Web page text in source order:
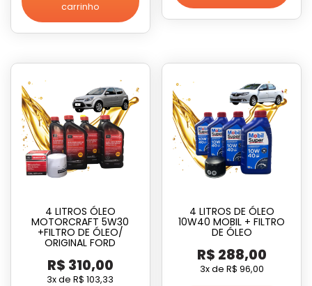
carrinho
4 LITROS ÓLEO
MOTORCRAFT 5W30
+FILTRO DE ÓLEO/
ORIGINAL FORD
R$ 310,00
3x deR$ 103,33
4 LITROS DE ÓLEO
10W40 MOBIL + FILTRO
DE ÓLEO
R$ 288,00
3x de R$ 96,00